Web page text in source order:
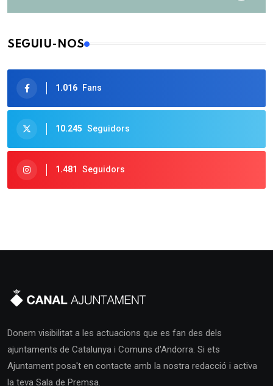
SEGUIU-NOS
1.016 Fans
10.245 Seguidors
1.481 Seguidors
Donem visibilitat a les actuacions que es fan des dels
ajuntaments de Catalunya i Comuns d'Andorra. Si ets
Ajuntament posa't en contacte amb la nostra redacció i activa
la teva Sala de Premsa.